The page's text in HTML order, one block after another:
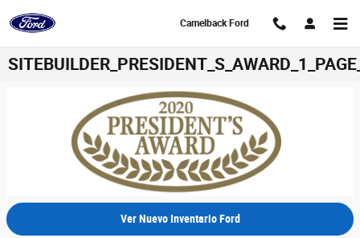
Camelback Ford
Ver Nuevo Inventario Ford